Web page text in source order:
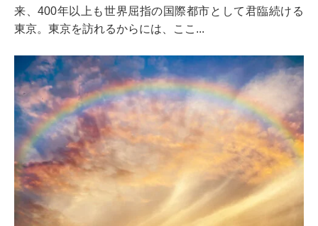
来、400年以上も世界屈指の国際都市として君臨続ける
東京。東京を訪れるからには、ここ...